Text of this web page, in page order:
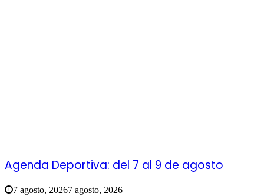
Agenda Deportiva: del 7 al 9 de agosto
7 agosto, 20267 agosto, 2026